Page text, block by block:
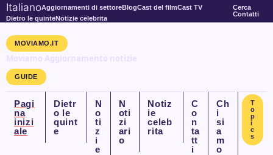
ItalianoAggiornamenti di settoreBlogCast del filmCast TV
Dietro le quinteNotizie celebrita
Cerca
Contatti
MOVIAMO.IT
Moviamo Aggiornamento notizie
GUIDE
Pagi
na
inizi
ale
Dietr
o le
quint
e
N
o
ti
z
i
e
N
oti
zi
ari
o
Notiz
ie
celeb
rita
C
o
n
ta
tt
i
Ch
i
si
a
m
o
T
o
p
i
c
s